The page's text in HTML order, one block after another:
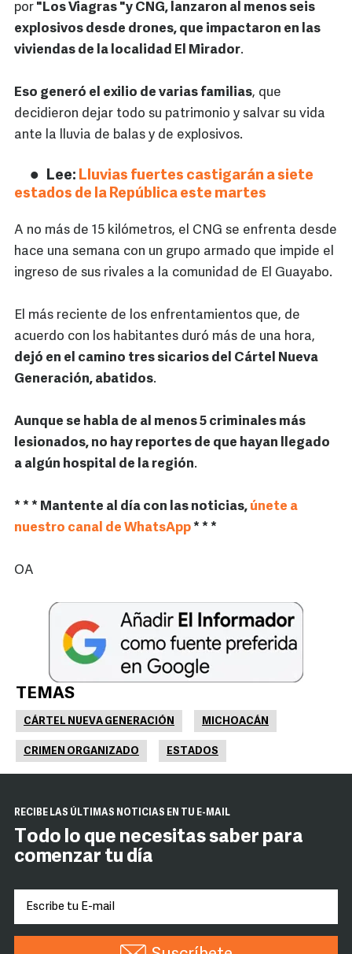
por "Los Viagras "y CNG, lanzaron al menos seis
explosivos desde drones, que impactaron en las
viviendas de la localidad El Mirador.
Eso generó el exilio de varias familias, que
decidieron dejar todo su patrimonio y salvar su vida
ante la lluvia de balas y de explosivos.
Lee: Lluvias fuertes castigarán a siete
estados de la República este martes
A no más de 15 kilómetros, el CNG se enfrenta desde
hace una semana con un grupo armado que impide el
ingreso de sus rivales a la comunidad de El Guayabo.
El más reciente de los enfrentamientos que, de
acuerdo con los habitantes duró más de una hora,
dejó en el camino tres sicarios del Cártel Nueva
Generación, abatidos.
Aunque se habla de al menos 5 criminales más
lesionados, no hay reportes de que hayan llegado
a algún hospital de la región.
* * * Mantente al día con las noticias, únete a
nuestro canal de WhatsApp* * *
OA
TEMAS
CÁRTEL NUEVA GENERACIÓN MICHOACÁN
CRIMEN ORGANIZADO ESTADOS
RECIBE LAS ÚLTIMAS NOTICIAS EN TU E-MAIL
Todo lo que necesitas saber para
comenzar tu día